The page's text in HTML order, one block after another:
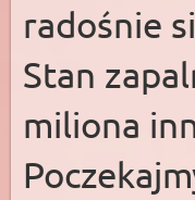
radośnie
Stan
miliona